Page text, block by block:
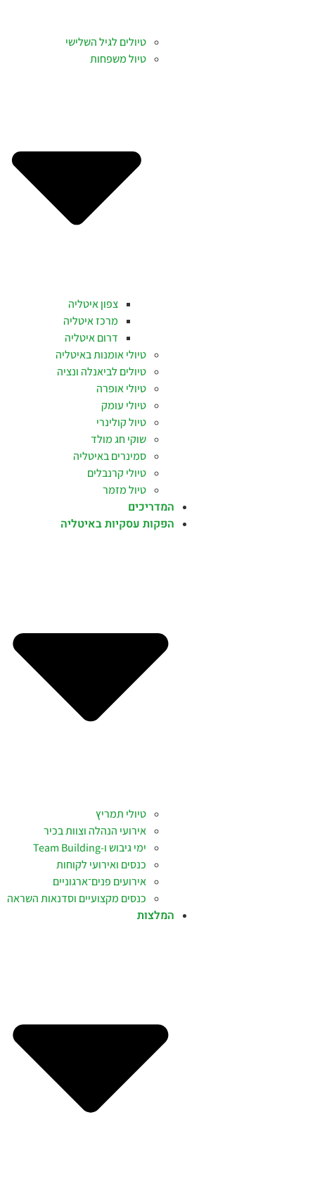
טיולים לגיל השלישי
טיול משפחות
צפון איטליה
מרכז איטליה
דרום איטליה
טיולי אומנות באיטליה
טיולים לביאנלה ונציה
טיולי אופרה
טיולי עומק
טיול קולינרי
שוקי חג מולד
סמינרים באיטליה
טיולי קרנבלים
טיול מזמר
המדריכים
הפקות עסקיות באיטליה
טיולי תמריץ
אירועי הנהלה וצוות בכיר
ימי גיבוש ו-Team Building
כנסים ואירועי לקוחות
אירועים פנים־ארגוניים
כנסים מקצועיים וסדנאות השראה
המלצות